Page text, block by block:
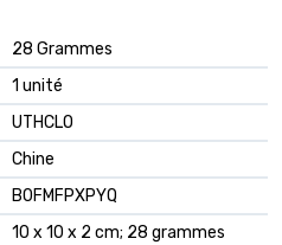
‎28 Grammes
‎1 unité
‎UTHCLO
‎Chine
B0FMFPXPYQ
10 x 10 x 2 cm; 28 grammes